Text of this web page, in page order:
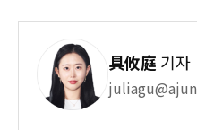
具攸庭 기자